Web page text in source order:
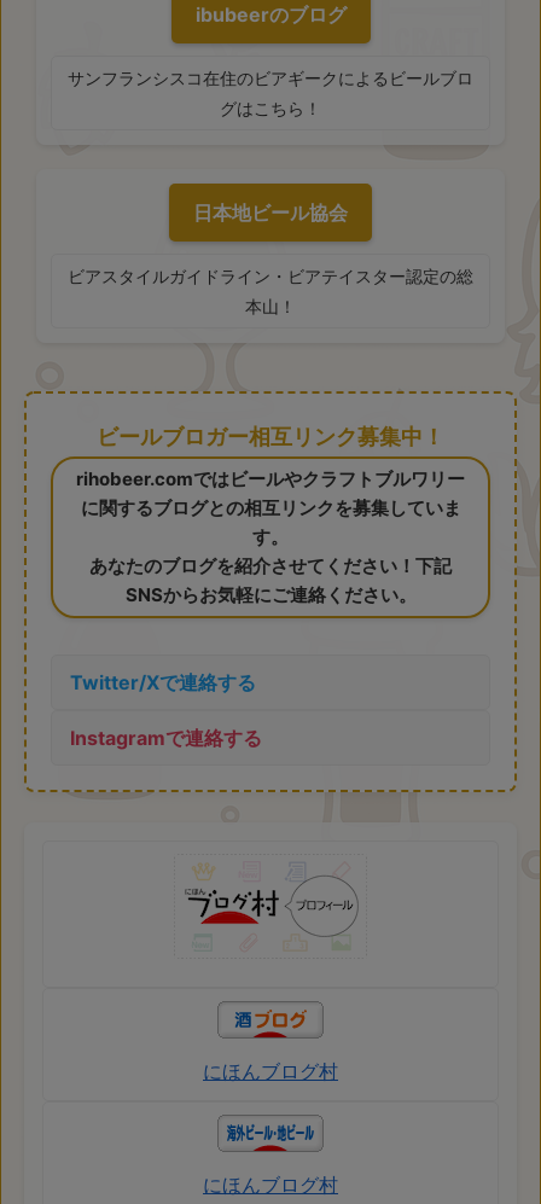
ibubeerのブログ
サンフランシスコ在住のビアギークによるビールブロ
グはこちら！
日本地ビール協会
ビアスタイルガイドライン・ビアテイスター認定の総
本山！
ビールブロガー相互リンク募集中！
rihobeer.comではビールやクラフトブルワリー
に関するブログとの相互リンクを募集していま
す。
あなたのブログを紹介させてください！下記
SNSからお気軽にご連絡ください。
Twitter/Xで連絡する
Instagramで連絡する
にほんブログ村
にほんブログ村